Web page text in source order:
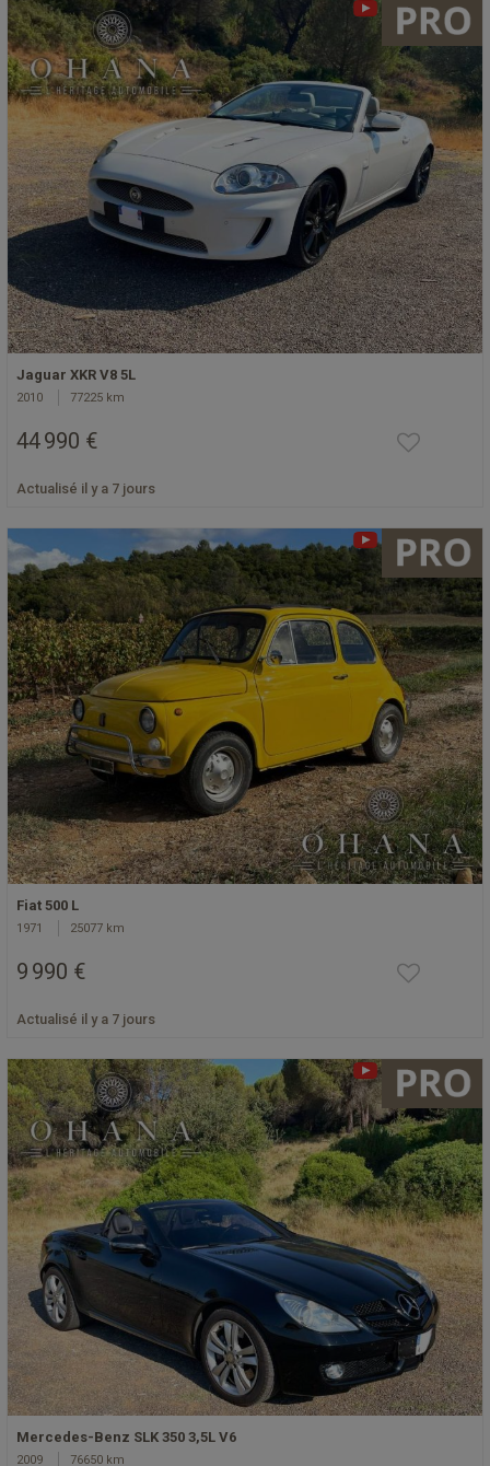
Jaguar XKR V8 5L
2010 77225 km
44 990 €
Actualisé il y a 7 jours
Fiat 500 L
1971 25077 km
9 990 €
Actualisé il y a 7 jours
Mercedes-Benz SLK 350 3,5L V6
2009 76650 km